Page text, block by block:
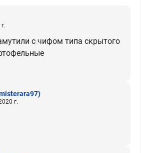
с чифом типа скрытого
г.